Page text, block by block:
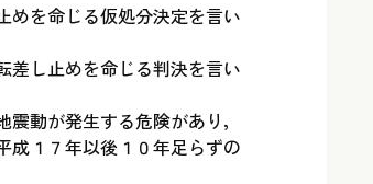
めを命じる仮処分決定を言い
差し止めを命じる判決を言い
動が発生する危険があり，
成１７年以後１０年足らずの